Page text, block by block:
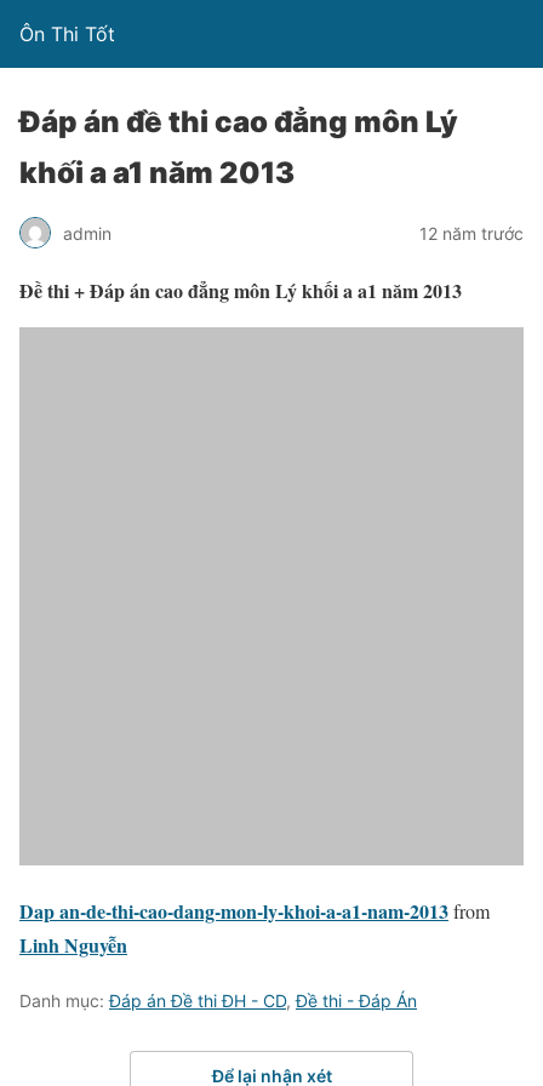
Ôn Thi Tốt
Đáp án đề thi cao đẳng môn Lý
khối a a1 năm 2013
admin 12 năm trước
Đề thi + Đáp án cao đẳng môn Lý khối a a1 năm 2013
Dap an-de-thi-cao-dang-mon-ly-khoi-a-a1-nam-2013from
Linh Nguyễn
Danh mục:Đáp án Đề thi ĐH - CD,Đề thi - Đáp Án
Để lại nhận xét